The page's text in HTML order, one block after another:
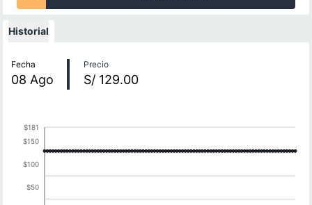
Historial
Fecha
08 Ago
Precio
S/ 129.00
$50
$100
$150
$181